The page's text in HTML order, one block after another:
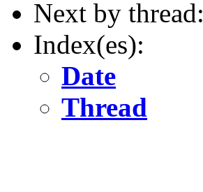
Next by thread:
Index(es):
Date
Thread